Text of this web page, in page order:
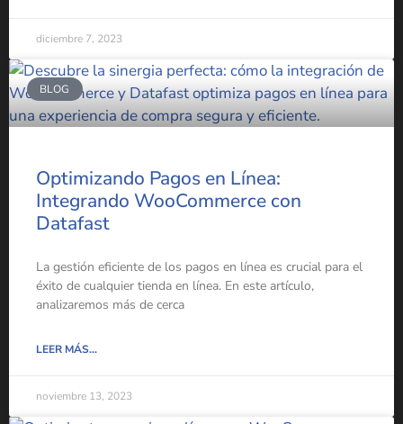
diciembre 7, 2023
BLOG
Optimizando Pagos en Línea:
Integrando WooCommerce con
Datafast
La gestión eficiente de los pagos en línea es crucial para el
éxito de cualquier tienda en línea. En este artículo,
analizaremos más de cerca
LEER MÁS...
noviembre 13, 2023